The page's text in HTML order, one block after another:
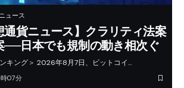
ュース
通貨ニュース】クラリティ法案
──日本でも規制の動き相次ぐ
キング＞ 2026年8月7日、ビットコイ…
07分